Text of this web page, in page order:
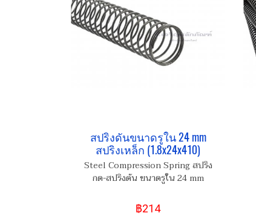
สปริงดันขนาดรูใน 24 mm
สปริงเหล็ก (1.8x24x410)
Steel Compression Spring สปริง
กด-สปริงดัน ขนาดรูใน 24 mm
฿214